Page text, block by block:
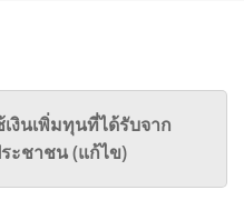
งินเพิ่มทุนที่ได้รับจาก
ะชาชน (แก้ไข)